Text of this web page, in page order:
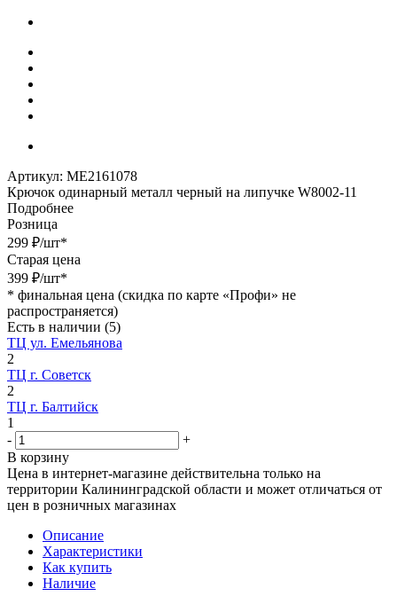
Артикул: МЕ2161078
Крючок одинарный металл черный на липучке W8002-11
Подробнее
Розница
299 ₽/шт*
Старая цена
399 ₽/шт*
* финальная цена (скидка по карте «Профи» не
распространяется)
Есть в наличии (5)
ТЦ ул. Емельянова
2
ТЦ г. Советск
2
ТЦ г. Балтийск
1
-
+
В корзину
Цена в интернет-магазине действительна только на
территории Калининградской области и может отличаться от
цен в розничных магазинах
Описание
Характеристики
Как купить
Наличие